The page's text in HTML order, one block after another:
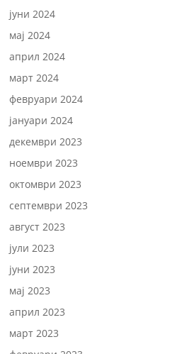
јуни 2024
мај 2024
април 2024
март 2024
февруари 2024
јануари 2024
декември 2023
ноември 2023
октомври 2023
септември 2023
август 2023
јули 2023
јуни 2023
мај 2023
април 2023
март 2023